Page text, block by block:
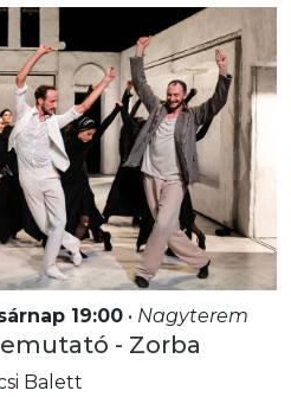
19:00• Nagyterem
- Zorba
Balett